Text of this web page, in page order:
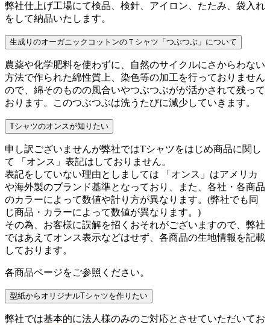
弊社仕上げ工場にて検品、検針、アイロン、たたみ、袋入れ
をして納品いたします。
生成りのオーガニックコットンのＴシャツ「つぶつぶ」について
農薬や化学肥料を使わずに、自然のサイクルにさからわない
方法で作られた綿性質上、染色等の加工を行っておりません
ので、綿そのものの風合いやつぶつぶがが活かされて残って
おります。このつぶつぶは洗うたびに減少していきます。
Tシャツのオンスが知りたい
申し訳ございませんが弊社ではTシャツをはじめ商品に関し
て 「オンス」表記はしておりません。
表記をしていない理由としましては 「オンス」はアメリカ
や海外製のブランド基準となっており、また、各社・各商品
のカラーによって数値や計り方が異なります。(弊社でも同
じ商品・カラーによって数値が異なります。)
その為、お客様に誤解を招くおそれがございますので、弊社
ではあえてオンス表示などはせず、各商品の生地情報を記載
しております。
各商品ページをご参照ください。
型紙からオリジナルTシャツを作りたい
弊社では基本的に法人様のみのご対応とさせていただいてお